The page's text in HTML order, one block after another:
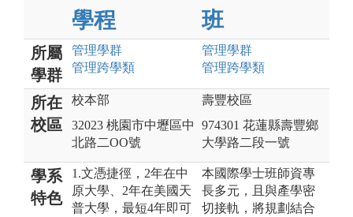
學程
班
所屬
學群
管理學群
管理跨學類
管理學群
管理跨學類
所在
校區
校本部
32023 桃園市中壢區中
北路二OO號
壽豐校區
974301 花蓮縣壽豐鄉
大學路二段一號
學系
特色
1.文憑捷徑，2年在中
原大學、2年在美國天
普大學，最短4年即可
本國際學士班師資專
長多元，且與產學密
切接軌，將規劃結合